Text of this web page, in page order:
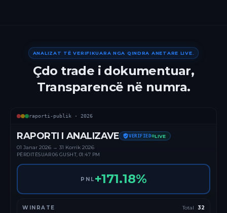
ANALIZAT TË VERIFIKUARA NGA QINDRA ANETARE LIVE.
Çdo trade i dokumentuar,
Transparencë në numra.
raporti-publik · 2026
RAPORTI I ANALIZAVE VERIFIED LIVE
01 Janar 2026 → 31 Korrik 2026
PËRDITËSUAR06 GUSHT, 01:47 PM
PNL +171.18%
WINRATE Total 32